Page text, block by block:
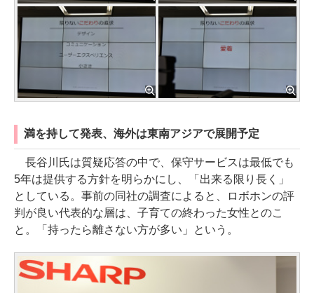
満を持して発表、海外は東南アジアで展開予定
長谷川氏は質疑応答の中で、保守サービスは最低でも
5年は提供する方針を明らかにし、「出来る限り長く」
としている。事前の同社の調査によると、ロボホンの評
判が良い代表的な層は、子育ての終わった女性とのこ
と。「持ったら離さない方が多い」という。